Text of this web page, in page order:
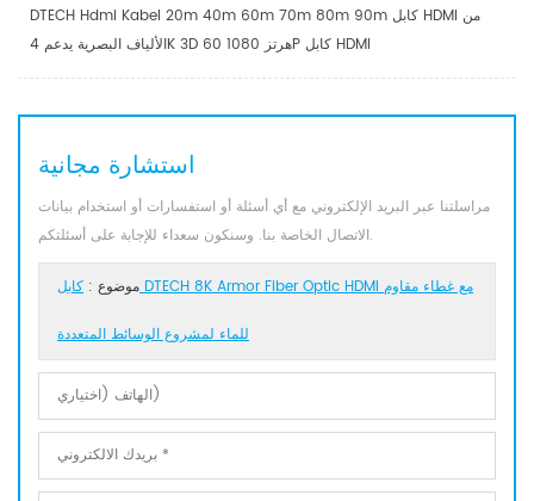
DTECH Hdmi Kabel 20m 40m 60m 70m 80m 90m كابل HDMI من
الألياف البصرية يدعم 4K 3D 60 هرتز 1080P كابل HDMI
استشارة مجانية
مراسلتنا عبر البريد الإلكتروني مع أي أسئلة أو استفسارات أو استخدام بيانات
الاتصال الخاصة بنا. وسنكون سعداء للإجابة على أسئلتكم.
موضوع : كابل DTECH 8K Armor Fiber Optic HDMI مع غطاء مقاوم
للماء لمشروع الوسائط المتعددة